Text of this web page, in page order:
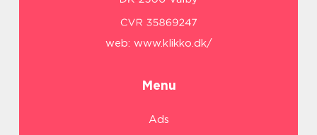
web: www.klikko.dk/
Menu
Ads